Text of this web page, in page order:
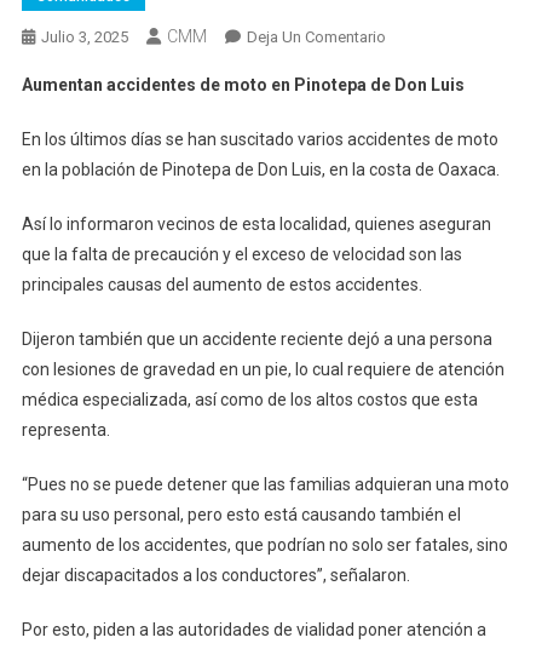
Julio 3, 2025 CMM Deja Un ComentarioEn
Accidentes
Moto
En
De
Don
Luis
Aumentan accidentes de moto en Pinotepa de Don Luis
En los últimos días se han suscitado varios accidentes de moto
en la población de Pinotepa de Don Luis, en la costa de Oaxaca.
Así lo informaron vecinos de esta localidad, quienes aseguran
que la falta de precaución y el exceso de velocidad son las
principales causas del aumento de estos accidentes.
Dijeron también que un accidente reciente dejó a una persona
con lesiones de gravedad en un pie, lo cual requiere de atención
médica especializada, así como de los altos costos que esta
representa.
“Pues no se puede detener que las familias adquieran una moto
para su uso personal, pero esto está causando también el
aumento de los accidentes, que podrían no solo ser fatales, sino
dejar discapacitados a los conductores”, señalaron.
Por esto, piden a las autoridades de vialidad poner atención a